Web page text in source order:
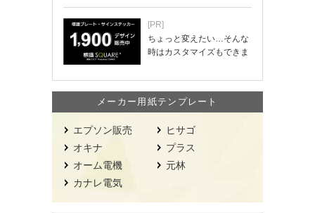
[PR]
ちょっと変えたい…そんな
時はカスタマイズもできま
メーカー用紙テンプレート
エプソン販売
オキナ
オーム電機
カナレ電気
ヒサゴ
プラス
元林